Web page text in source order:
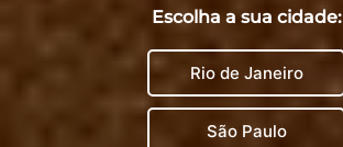
Escolha a sua cidade:
Rio de Janeiro
São Paulo